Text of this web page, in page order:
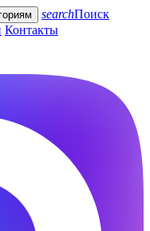
searchПоиск
Контакты